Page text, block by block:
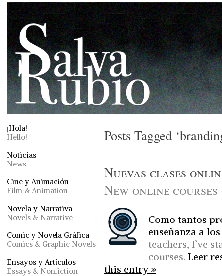
¡Hola!
Hello!
Noticias
News
Cine y Animación
Film & Animation
Novela y Narrativa
Novels & Narrative
Comic y Novela Gráfica
Comics & Graphic Novels
Ensayos y Artículos
Essays & Nonfiction
Posts Tagged
Nuevas clases
New online courses
Como tantos
enseñanza a
teachers, I’ve
courses. Leer
this entry »